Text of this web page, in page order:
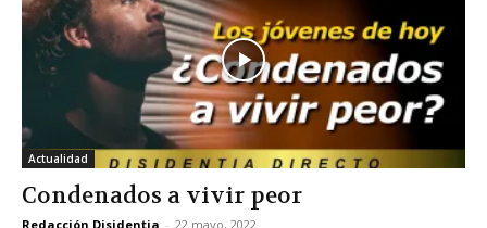
Actualidad
Condenados a vivir peor
Redacción Disidentia - 22 mayo, 2022